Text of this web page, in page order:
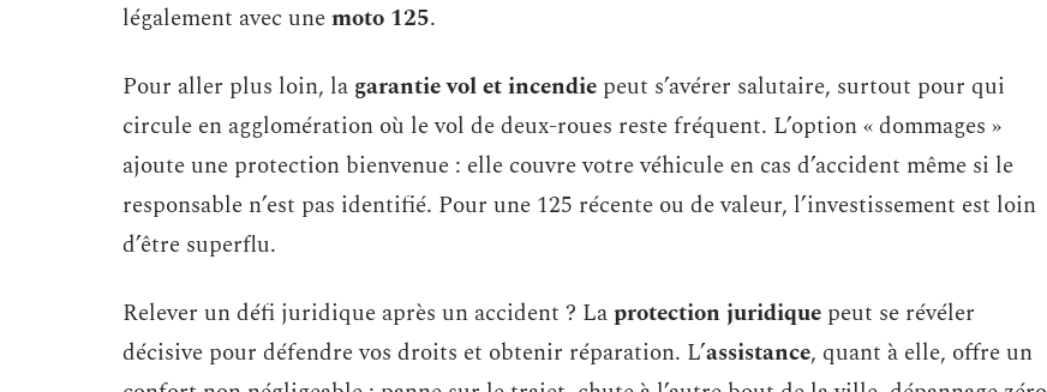
légalement avec unemoto 125.
Pour aller plus loin, la garantie vol et incendie peut s’avérer salutaire, surtout pour qui
circule en agglomération où le vol de deux-roues reste fréquent. L’option « dommages »
ajoute une protection bienvenue : elle couvre votre véhicule en cas d’accident même si le
responsable n’est pas identifié. Pour une 125 récente ou de valeur, l’investissement est loin
d’être superflu.
Relever un défi juridique après un accident ? Laprotection juridique peut se révéler
décisive pour défendre vos droits et obtenir réparation. L’assistance, quant à elle, offre un